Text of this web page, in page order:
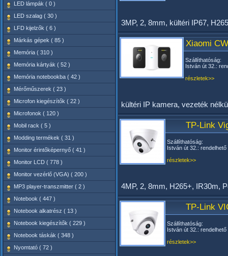
LED lámpák ( 0 )
LED szalag ( 30 )
LFD kijelzők ( 6 )
Márkás gépek ( 85 )
Memória ( 310 )
Memória kártyák ( 52 )
Memória notebookba ( 42 )
Mérőműszerek ( 23 )
Microfon kiegészítők ( 22 )
Microfonok ( 120 )
Mobil rack ( 5 )
Modding termékek ( 31 )
Monitor érintőképernyő ( 41 )
Monitor LCD ( 778 )
Monitor vezérlő (VGA) ( 200 )
MP3 player-transzmitter ( 2 )
Notebook ( 447 )
Notebook alkatrész ( 13 )
Notebook kiegészítők ( 229 )
Notebook táskák ( 348 )
Nyomtató ( 72 )
3MP, 2, 8mm, kültéri IP67,
Xiaomi
Szállíthatóság:
István út 32.:
részletek>>
kültéri IP kamera, vezeték
TP-Link
Szállíthatóság:
István út 32.: rendelhető
részletek>>
4MP, 2, 8mm, H265+, IR30m,
TP-Link
Szállíthatóság:
István út 32.: rendelhető
részletek>>